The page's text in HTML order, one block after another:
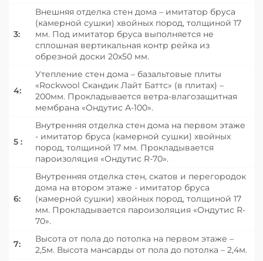
3:
Внешняя отделка стен дома – имитатор бруса
(камерной сушки) хвойных пород, толщиной 17
мм. Под имитатор бруса выполняется не
сплошная вертикальная контр рейка из
обрезной доски 20х50 мм.
4:
Утепление стен дома – базальтовые плиты
«Roсkwool Скандик Лайт Баттс» (в плитах) –
200мм. Прокладывается ветра-влагозащитная
мембрана «Ондутис А-100».
5 :
Внутренняя отделка стен дома на первом этаже
- имитатор бруса (камерной сушки) хвойных
пород, толщиной 17 мм. Прокладывается
пароизоляция «Ондутис R-70».
6:
Внутренняя отделка стен, скатов и перегородок
дома на втором этаже - имитатор бруса
(камерной сушки) хвойных пород, толщиной 17
мм. Прокладывается пароизоляция «Ондутис R-
70».
7:
Высота от пола до потолка на первом этаже –
2,5м. Высота мансарды от пола до потолка – 2,4м.